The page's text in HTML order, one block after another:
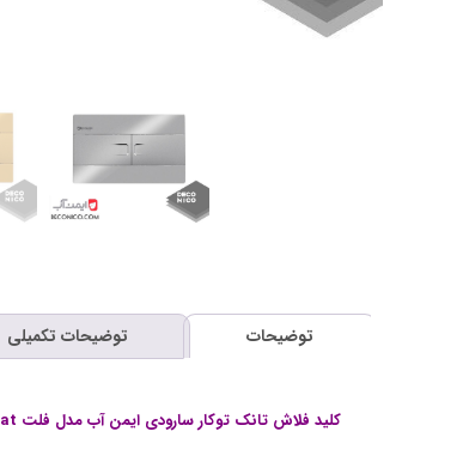
توضیحات توضیحات تکمیلی
کلید فلاش تانک توکار سارودی ایمن آب مدل فلت Flat